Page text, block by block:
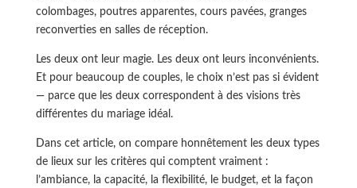
colombages, poutres apparentes, cours pavées, granges
reconverties en salles de réception.
Les deux ont leur magie. Les deux ont leurs inconvénients.
Et pour beaucoup de couples, le choix n’est pas si évident
— parce que les deux correspondent à des visions très
différentes du mariage idéal.
Dans cet article, on compare honnêtement les deux types
de lieux sur les critères qui comptent vraiment :
l’ambiance, la capacité, la flexibilité, le budget, et la façon